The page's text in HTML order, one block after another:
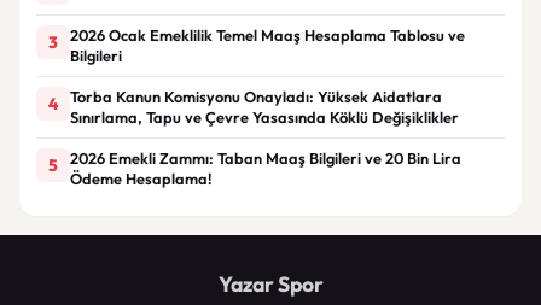
3
2026 Ocak Emeklilik Temel Maaş Hesaplama Tablosu ve
Bilgileri
4
Torba Kanun Komisyonu Onayladı: Yüksek Aidatlara
Sınırlama, Tapu ve Çevre Yasasında Köklü Değişiklikler
5
2026 Emekli Zammı: Taban Maaş Bilgileri ve 20 Bin Lira
Ödeme Hesaplama!
Yazar Spor